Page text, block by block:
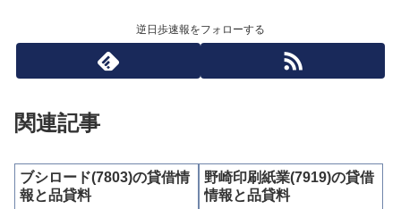
逆日歩速報をフォローする
関連記事
ブシロード(7803)の貸借情
報と品貸料
野崎印刷紙業(7919)の貸借
情報と品貸料